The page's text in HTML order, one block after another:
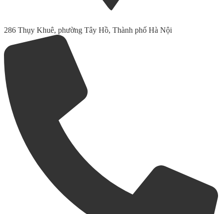
286 Thụy Khuê, phường Tây Hồ, Thành phố Hà Nội